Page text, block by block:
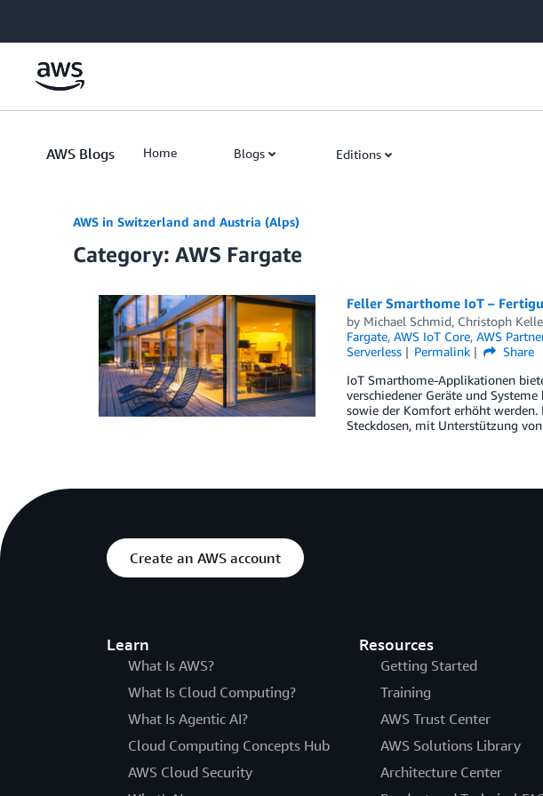
AWS Blogs Home Blogs Editions
AWS in Switzerland and Austria (Alps)
Category: AWS Fargate
Feller Smarthome IoT –
by Michael Schmid, Christoph
Fargate, AWS IoT Core, AWS
Serverless
Permalink
Share
IoT Smarthome-Applikationen
verschiedener Geräte und
sowie der Komfort erhöht werden.
Steckdosen, mit Unterstützung
Create an AWS account
Learn
What Is AWS?
What Is Cloud Computing?
What Is Agentic AI?
Cloud Computing Concepts Hub
AWS Cloud Security
Resources
Getting Started
Training
AWS Trust Center
AWS Solutions Library
Architecture Center